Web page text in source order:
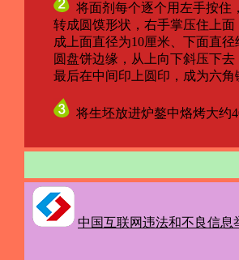
将面剂每个逐个用左手按住
转成圆馍形状，右手掌压住上面
成上面直径为10厘米、下面直径
圆盘饼边缘，从上向下斜压下去
最后在中间印上圆印，成为六角
将生坯放进炉鏊中烙烤大约
中国互联网违法和不良信息